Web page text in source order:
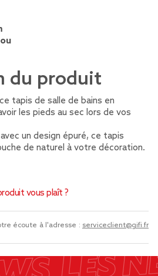
du produit
tapis de salle de bains en
les pieds au sec lors de vos
un design épuré, ce tapis
de naturel à votre décoration.
vous plaît ?
écoute à l'adresse : serviceclient@gifi.fr